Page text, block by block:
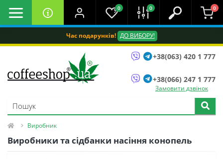
Час подарунків! ДО ВИБОРУ!
0 0 0
+38(063) 420 1 777
+38(066) 247 1 777
Замовити дзвінок
Виробник
Виробники та сідбанки насіння конопель